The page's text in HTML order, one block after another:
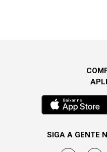
SIGA A GENTE